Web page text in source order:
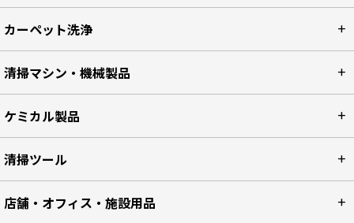
カーペット洗浄
清掃マシン・機械製品
ケミカル製品
清掃ツール
店舗・オフィス・施設用品